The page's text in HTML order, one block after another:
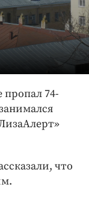
пропал 74-
что